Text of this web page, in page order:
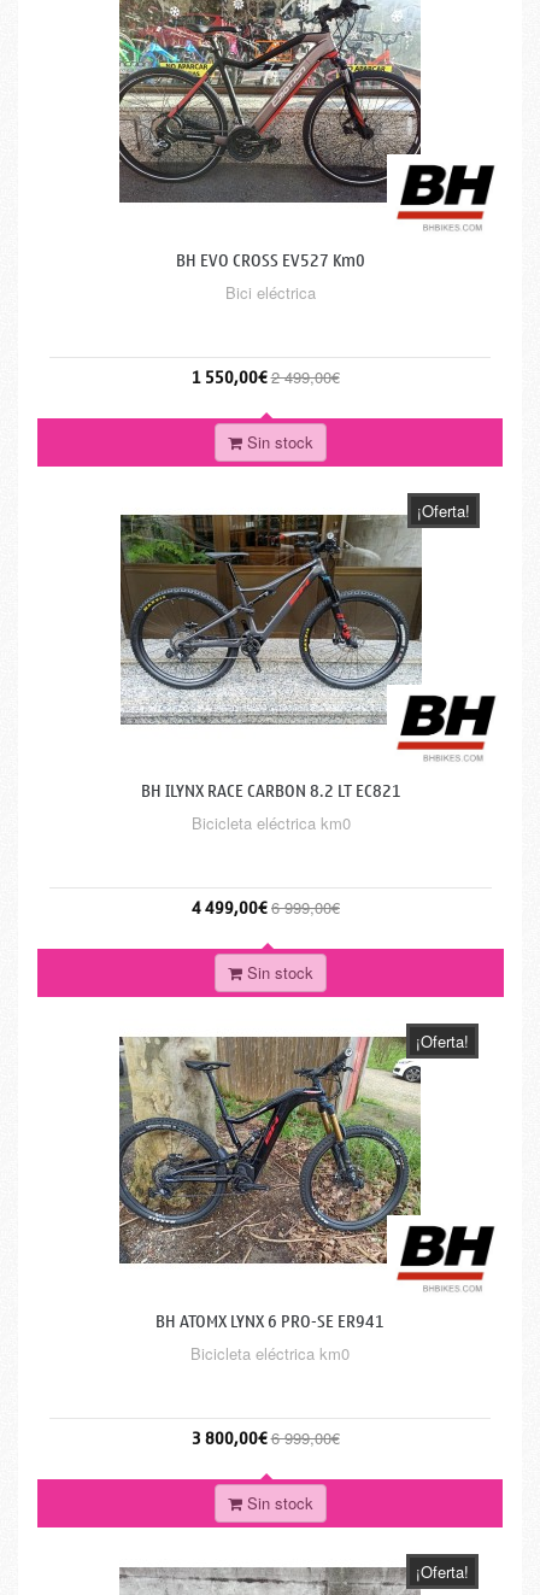
BH EVO CROSS EV527 Km0
Bici eléctrica
1 550,00€2 499,00€
Sin stock
¡Oferta!
BH ILYNX RACE CARBON 8.2 LT EC821
Bicicleta eléctrica km0
4 499,00€6 999,00€
Sin stock
¡Oferta!
BH ATOMX LYNX 6 PRO-SE ER941
Bicicleta eléctrica km0
3 800,00€6 999,00€
Sin stock
¡Oferta!